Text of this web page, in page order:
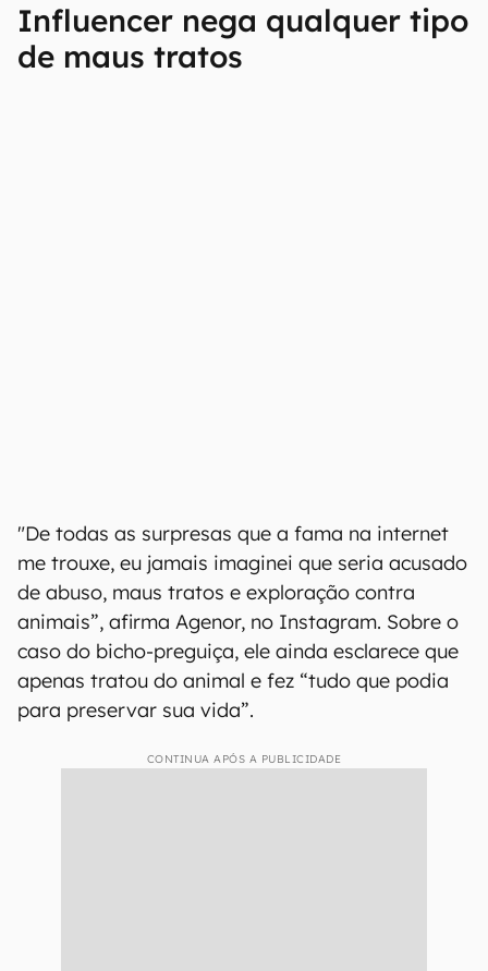
Influencer nega qualquer tipo
de maus tratos
"De todas as surpresas que a fama na internet
me trouxe, eu jamais imaginei que seria acusado
de abuso, maus tratos e exploração contra
animais”, afirma Agenor, no Instagram. Sobre o
caso do bicho-preguiça, ele ainda esclarece que
apenas tratou do animal e fez “tudo que podia
para preservar sua vida”.
CONTINUA APÓS A PUBLICIDADE